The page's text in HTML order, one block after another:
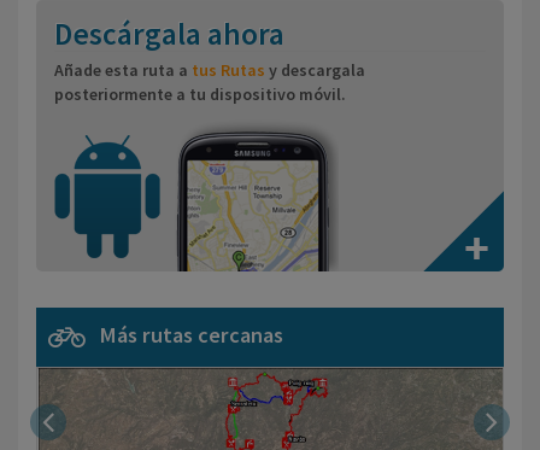
Descárgala ahora
Añade esta ruta a tus Rutas y descargala
posteriormente a tu dispositivo móvil.
Más rutas cercanas